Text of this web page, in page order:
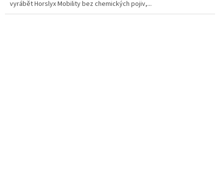
vyrábět Horslyx Mobility bez chemických pojiv,...